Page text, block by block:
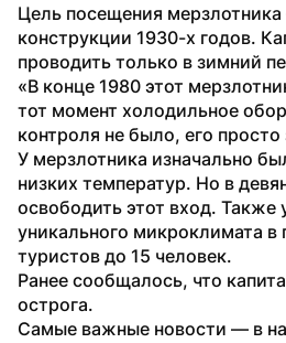
Цель посещения
конструкции 1930-х годов.
проводить только в зимний
«В конце 1980 этот
тот момент холодильное
контроля не было, его
У мерзлотника изначально
низких температур. Но в
освободить этот вход. Также
уникального микроклимата
туристов до 15 человек.
Ранее сообщалось, что
острога.
Самые важные новости — в